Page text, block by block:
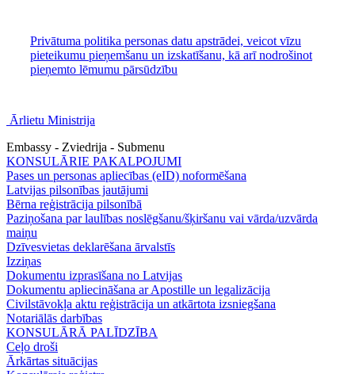
Privātuma politika personas datu apstrādei, veicot vīzu
pieteikumu pieņemšanu un izskatīšanu, kā arī nodrošinot
pieņemto lēmumu pārsūdzību
Ārlietu Ministrija
Embassy - Zviedrija - Submenu
KONSULĀRIE PAKALPOJUMI
Pases un personas apliecības (eID) noformēšana
Latvijas pilsonības jautājumi
Bērna reģistrācija pilsonībā
Paziņošana par laulības noslēgšanu/šķiršanu vai vārda/uzvārda
maiņu
Dzīvesvietas deklarēšana ārvalstīs
Izziņas
Dokumentu izprasīšana no Latvijas
Dokumentu apliecināšana ar Apostille un legalizācija
Civilstāvokļa aktu reģistrācija un atkārtota izsniegšana
Notariālās darbības
KONSULĀRĀ PALĪDZĪBA
Ceļo droši
Ārkārtas situācijas